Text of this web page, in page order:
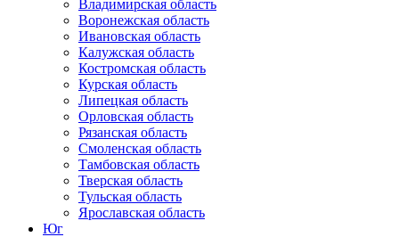
Владимирская область
Воронежская область
Ивановская область
Калужская область
Костромская область
Курская область
Липецкая область
Орловская область
Рязанская область
Смоленская область
Тамбовская область
Тверская область
Тульская область
Ярославская область
Юг